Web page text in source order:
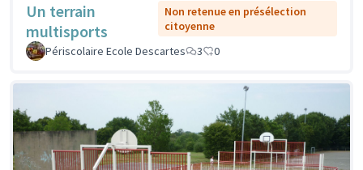
Un terrain
multisports
Non retenue en présélection
citoyenne
Périscolaire Ecole Descartes
3 0